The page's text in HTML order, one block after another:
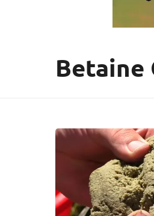
Betaine